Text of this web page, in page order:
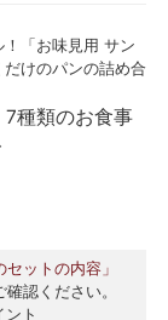
「お味見用 サン
けのパンの詰め合
7種類のお食事
セットの内容」
確認ください。
ント